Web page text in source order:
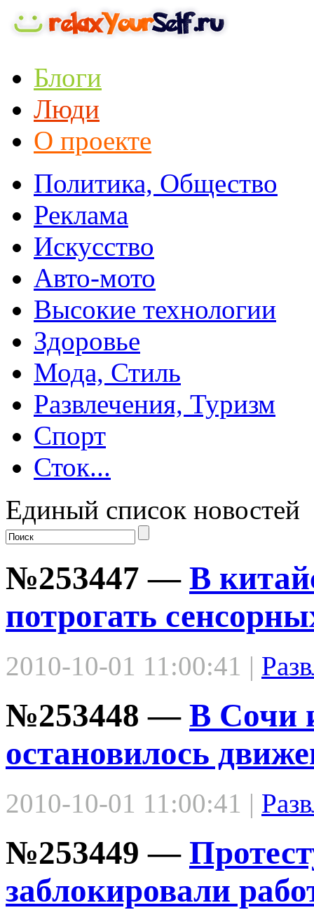
Блоги
Люди
О проекте
Политика, Общество
Реклама
Искусство
Авто-мото
Высокие технологии
Здоровье
Мода, Стиль
Развлечения, Туризм
Спорт
Сток...
Единый список новостей
№253447 — В
потрогать
2010-10-01 11:00:41 |
№253448 — В Сочи
остановилось
2010-10-01 11:00:41 |
№253449 —
заблокировали